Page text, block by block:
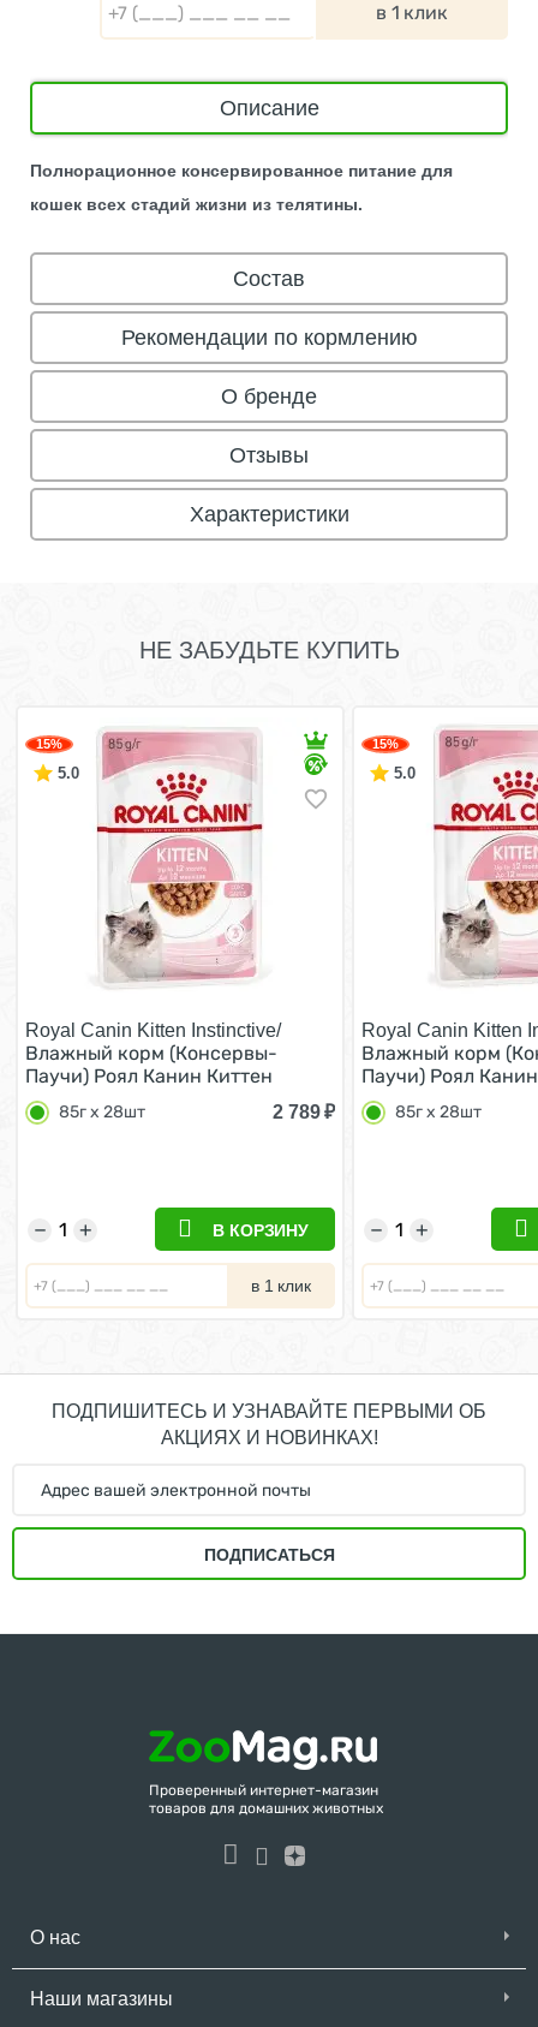
в 1 клик
Описание
Полнорационное консервированное питание для
кошек всех стадий жизни из телятины.
Состав
Рекомендации по кормлению
О бренде
Отзывы
Характеристики
НЕ ЗАБУДЬТЕ КУПИТЬ
15%
5.0
Royal Canin Kitten Instinctive/
Влажный корм (Консервы-
Паучи) Роял Канин Киттен
Инстинктив для Котят в
возрасте от 4 до 12 месяцев в
85г х 28шт 2 789₽
+
− В КОРЗИНУ
в 1 клик
15%
5.0
Royal Canin Kitten
Влажный корм
Паучи) Роял
Инстинктив для
возрасте от 4 до
85г х 28шт
+
−
ПОДПИШИТЕСЬ И УЗНАВАЙТЕ ПЕРВЫМИ ОБ
АКЦИЯХ И НОВИНКАХ!
ПОДПИСАТЬСЯ
Проверенный интернет-магазин
товаров для домашних животных
О нас
Наши магазины